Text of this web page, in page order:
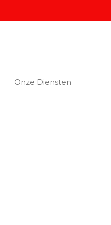
Onze Diensten